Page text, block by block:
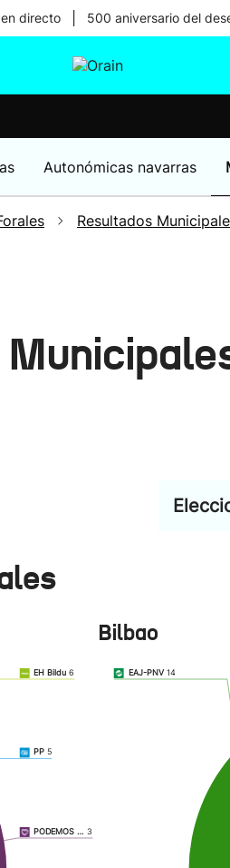
directo 500 aniversario del
Autonómicas navarras
Resultados
EH Bildu 6
PP 5
PODEMOS … 3
Bilbao
EAJ-PNV 14